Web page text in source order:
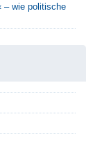
– wie politische